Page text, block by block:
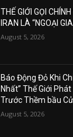
THẾ GIỚI GỌI
IRAN LÀ “NGOẠI
August 5, 2026
Báo Động Đỏ Khi
Nhất” Thế Giới
Trước Thềm bầu
August 5, 2026